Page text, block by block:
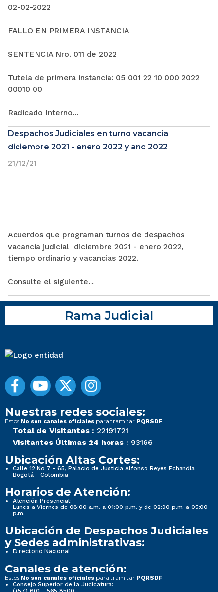
02-02-2022
FALLO EN PRIMERA INSTANCIA
SENTENCIA Nro. 011 de 2022
Tutela de primera instancia: 05 001 22 10 000 2022
00010 00
Radicado Interno...
Despachos Judiciales en turno vacancia
diciembre 2021 - enero 2022 y año 2022
Acuerdos que programan turnos de despachos
vacancia judicial diciembre 2021 - enero 2022,
tiempo ordinario y vacancias 2022.
Consulte el siguiente...
21/12/21
Rama Judicial
Nuestras redes sociales:
Estos No son canales oficiales para tramitar PQRSDF
Total de Visitantes : 22191721
Visitantes Últimas 24 horas : 93166
Ubicación Altas Cortes:
Calle 12 No 7 - 65, Palacio de Justicia Alfonso Reyes Echandía
Bogotá - Colombia
Horarios de Atención:
Atención Presencial:
Lunes a Viernes de 08:00 a.m. a 01:00 p.m. y de 02:00 p.m. a 05:00
p.m.
Ubicación de Despachos Judiciales
y Sedes administrativas:
Directorio Nacional
Canales de atención:
Estos No son canales oficiales para tramitar PQRSDF
Consejo Superior de la Judicatura:
(+57) 601 - 565 8500